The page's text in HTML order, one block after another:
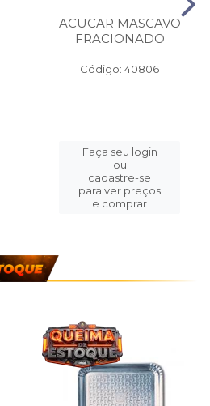
ACUCAR MASCAVO
FRACIONADO
Código: 40806
Faça seu login
ou
cadastre-se
para ver preços
e comprar